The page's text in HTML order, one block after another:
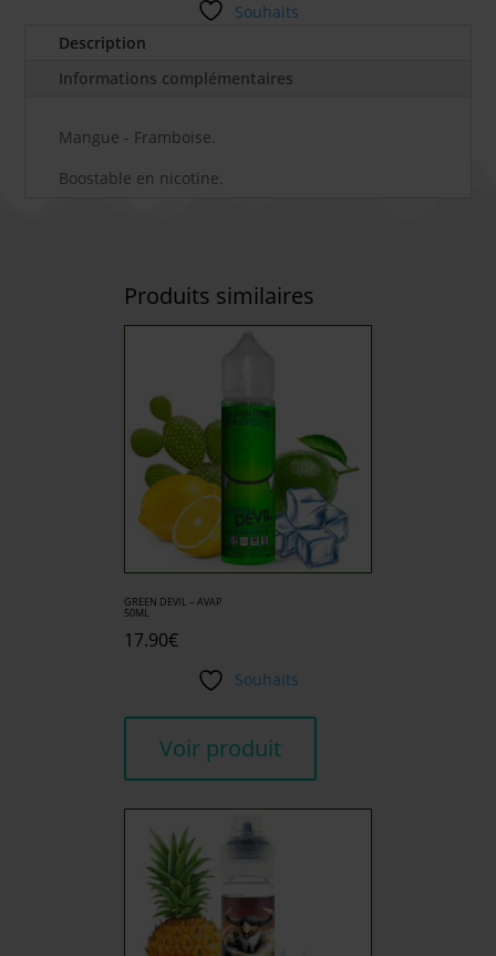
Souhaits
Description
Informations complémentaires
Mangue - Framboise.
Boostable en nicotine.
Produits similaires
GREEN DEVIL – AVAP
50ML
17.90€
Souhaits
Voir produit